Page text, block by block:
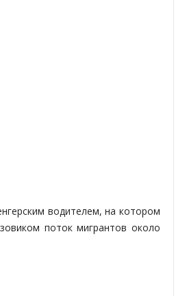
водителем, на котором
поток мигрантов около